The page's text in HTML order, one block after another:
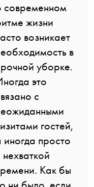
современном
жизни
возникает
в
уборке.
это
с
гостей,
иногда просто
нехваткой
Как бы